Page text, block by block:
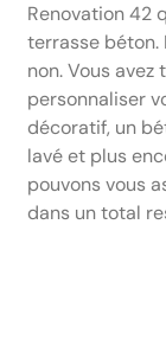
Renovation 42
terrasse béton.
non. Vous
personnaliser
décoratif, un
lavé et plus
pouvons vous
dans un total